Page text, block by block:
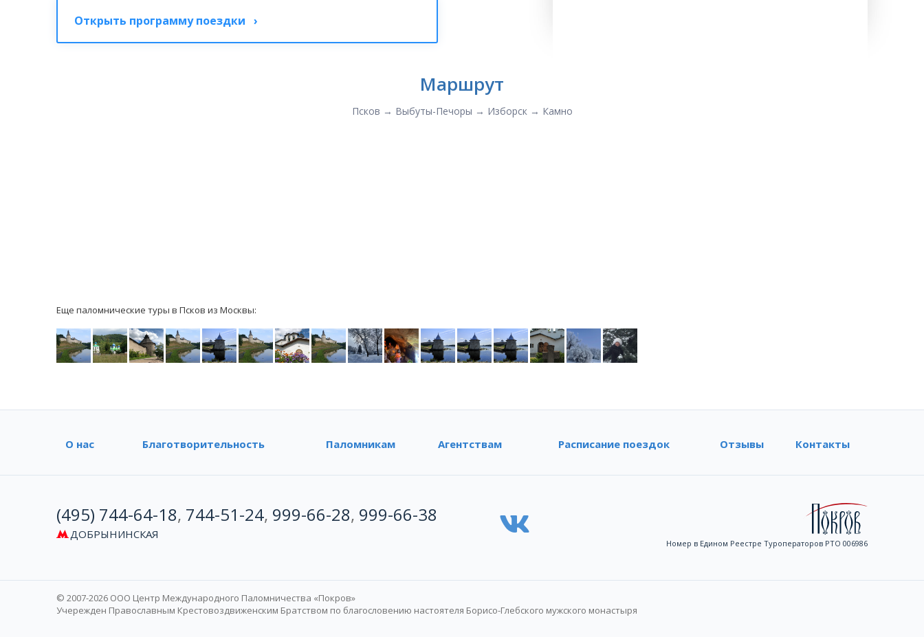
Открыть программу поездки ›
Маршрут
Псков → Выбуты-Печоры → Изборск → Камно
Еще паломнические туры в Псков из Москвы:
О нас Благотворительность Паломникам Агентствам Расписание поездок Отзывы Контакты
(495) 744-64-18, 744-51-24, 999-66-28, 999-66-38
ДОБРЫНИНСКАЯ
Номер в Едином Реестре Туроператоров РТО 006986
© 2007-2026 ООО Центр Международного Паломничества «Покров»
Учережден Православным Крестовоздвиженским Братством по благословению настоятеля Борисо-Глебского мужского монастыря